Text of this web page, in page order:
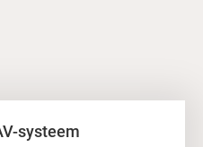
systeem